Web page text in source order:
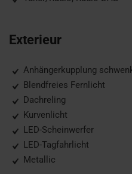
Exterieur
Anhängerkupplung
Blendfreies Fernlicht
Dachreling
Kurvenlicht
LED-Scheinwerfer
LED-Tagfahrlicht
Metallic